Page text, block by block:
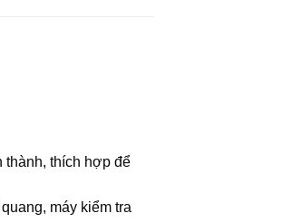
thành, thích hợp để
máy kiểm tra